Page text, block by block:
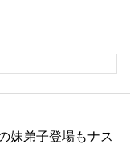
妹弟子登場もナス